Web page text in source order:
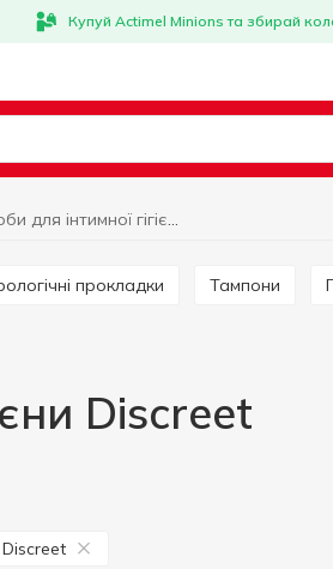
Купуй Actimel Minions та збирай
Засоби для інтимної гігієни Discreet
прокладки Тампони
Discreet
Discreet